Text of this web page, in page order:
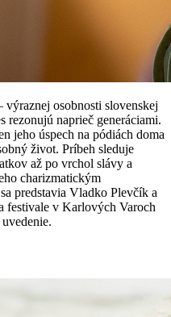
osobnosti slovenskej
rezonujú naprieč generáciami.
jeho úspech na pódiách doma
život. Príbeh sleduje
až po vrchol slávy a
charizmatickým
predstavia Vladko Plevčík a
festivale v Karlových Varoch